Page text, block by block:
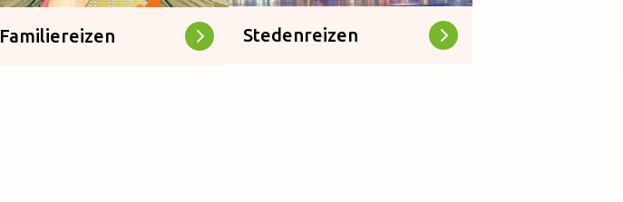
Familiereizen Stedenreizen